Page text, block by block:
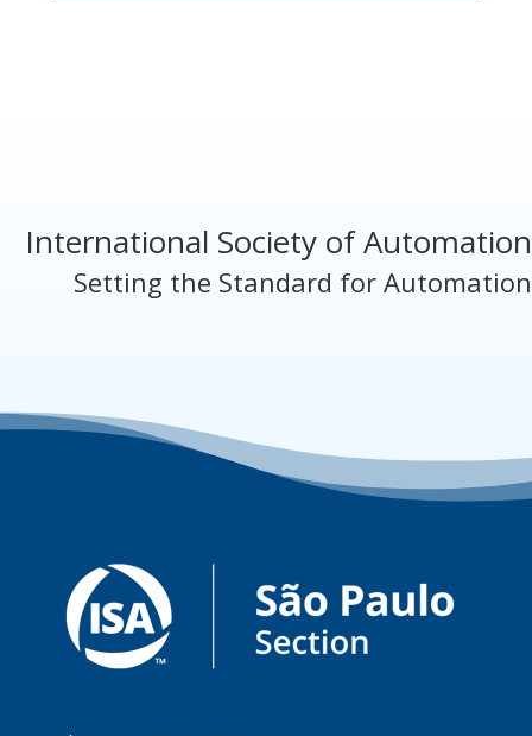
International Society of Automation
Setting the Standard for Automation